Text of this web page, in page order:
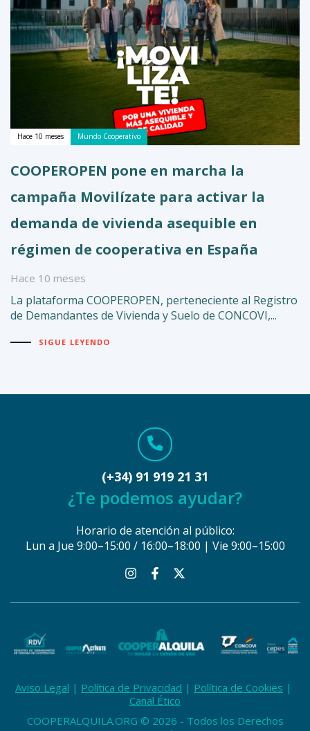
Hace 10 meses Mundo Cooperativo
COOPEROPEN pone en marcha la
campaña Movilízate para activar la
demanda de vivienda asequible en
régimen de cooperativa en España
Hace 10 meses
La plataforma COOPEROPEN, perteneciente al Registro
de Demandantes de Vivienda y Suelo de CONCOVI,...
SIGUE LEYENDO
(+34) 91 919 21 31
¿Te podemos ayudar?
Horario de atención al público:
Lun a Jue 9:00–15:00 / 16:00–18:00 | Vie 9:00–15:00
Aviso Legal Política de Privacidad
Política de Cookies
Canal Ético
COOPERALQUILA.ORG © 2026 - Todos los Derechos